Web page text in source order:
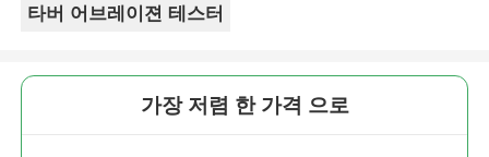
타버 어브레이젼 테스터
가장 저렴 한 가격 으로